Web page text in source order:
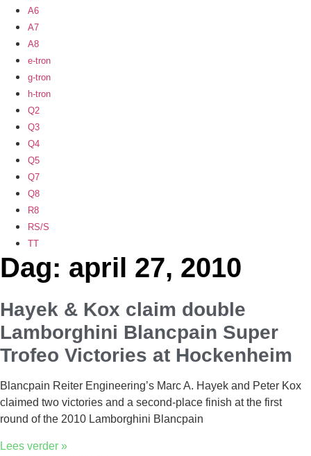
A6
A7
A8
e-tron
g-tron
h-tron
Q2
Q3
Q4
Q5
Q7
Q8
R8
RS/S
TT
Dag: april 27, 2010
Hayek & Kox claim double
Lamborghini Blancpain Super
Trofeo Victories at Hockenheim
Blancpain Reiter Engineering’s Marc A. Hayek and Peter Kox
claimed two victories and a second-place finish at the first
round of the 2010 Lamborghini Blancpain
Lees verder »